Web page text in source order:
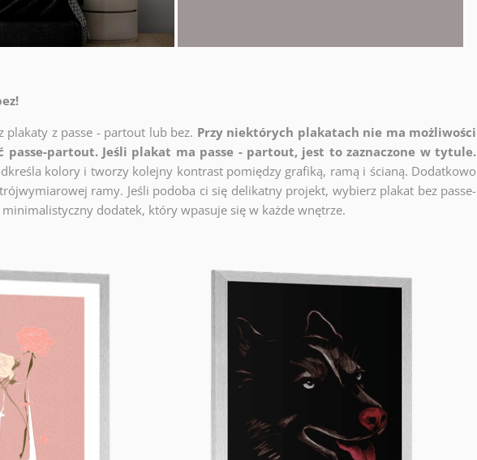
plakaty z passe - partout lub bez. Przy niektórych plakatach nie ma możliwości
passe-partout. Jeśli plakat ma passe - partout, jest to zaznaczone w tytule.
kolory i tworzy kolejny kontrast pomiędzy grafiką, ramą i ścianą. Dodatkowo
ramy. Jeśli podoba ci się delikatny projekt, wybierz plakat bez passe-
dodatek, który wpasuje się w każde wnętrze.